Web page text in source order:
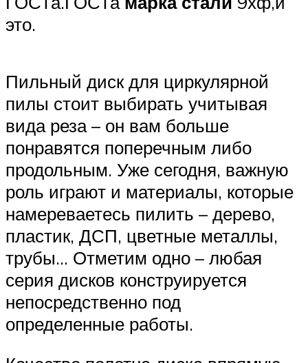
это.
Пильный диск для циркулярной
пилы стоит выбирать учитывая
вида реза – он вам больше
понравятся поперечным либо
продольным. Уже сегодня, важную
роль играют и материалы, которые
намереваетесь пилить – дерево,
пластик, ДСП, цветные металлы,
трубы… Отметим одно – любая
серия дисков конструируется
непосредственно под
определенные работы.